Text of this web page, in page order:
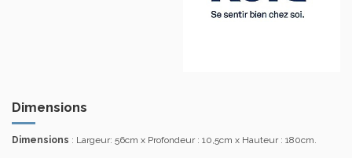
Dimensions
Dimensions : Largeur: 56cm x Profondeur : 10,5cm x Hauteur : 180cm.